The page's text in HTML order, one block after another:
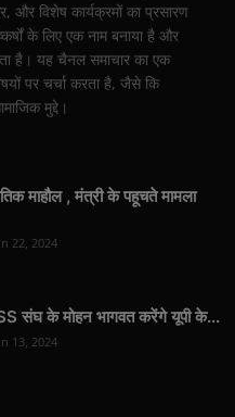
और विशेष कार्यक्रमों का प्रसारण
के लिए एक नाम बनाया है और
है। यह चैनल समाचार का एक
पर चर्चा करता है, जैसे कि
मुद्दे।
माहौल , मंत्री के पहूचते मामला
22, 2024
संघ के मोहन भागवत करेंगे यूपी के...
13, 2024